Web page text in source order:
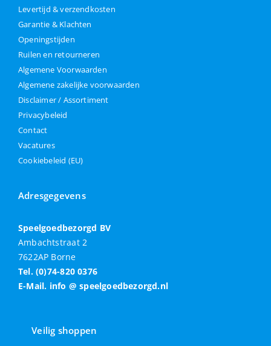
Levertijd & verzendkosten
Garantie & Klachten
Openingstijden
Ruilen en retourneren
Algemene Voorwaarden
Algemene zakelijke voorwaarden
Disclaimer / Assortiment
Privacybeleid
Contact
Vacatures
Cookiebeleid (EU)
Adresgegevens
Speelgoedbezorgd BV
Ambachtstraat 2
7622AP Borne
Tel. (0)74-820 0376
E-Mail. info @ speelgoedbezorgd.nl
Veilig shoppen